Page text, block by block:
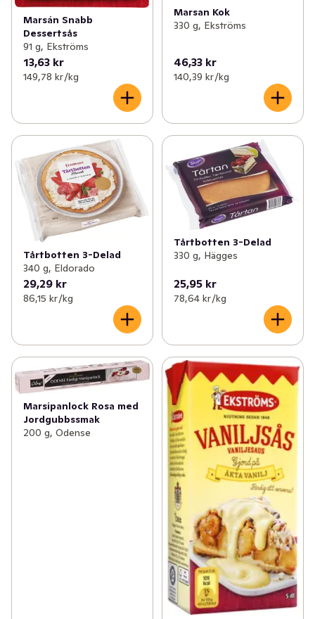
Marsán Snabb
Dessertsås
91 g, Ekströms
13,63 kr
149,78 kr /kg
Marsan Kok
330 g, Ekströms
46,33 kr
140,39 kr /kg
Tårtbotten 3-Delad
340 g, Eldorado
29,29 kr
86,15 kr /kg
Tårtbotten 3-Delad
330 g, Hägges
25,95 kr
78,64 kr /kg
Marsipanlock Rosa med
Jordgubbssmak
200 g, Odense